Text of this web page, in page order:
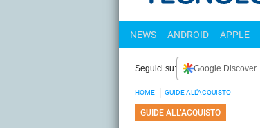
NEWS ANDROID APPLE
Seguici su: Google Discover
HOME GUIDE ALL’ACQUISTO
GUIDE ALL’ACQUISTO